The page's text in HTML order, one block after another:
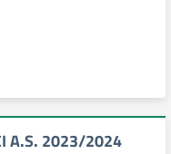
A.S. 2023/2024